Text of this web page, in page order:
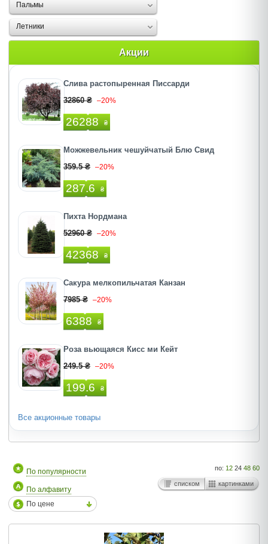
Пальмы
Летники
Акции
Слива растопыренная Писсарди
32860 ₴ –20%
26288 ₴
Можжевельник чешуйчатый Блю Свид
359.5 ₴ –20%
287.6 ₴
Пихта Нордмана
52960 ₴ –20%
42368 ₴
Сакура мелкопильчатая Канзан
7985 ₴ –20%
6388 ₴
Роза вьющаяся Кисс ми Кейт
249.5 ₴ –20%
199.6 ₴
Все акционные товары
По популярности
По алфавиту
По цене
по: 12 24 48 60
списком картинками